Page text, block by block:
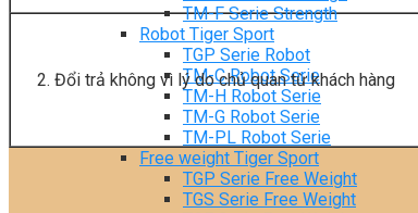
TM-F Serie Strength
Robot Tiger Sport
TGP Serie Robot
TM-C Robot Serie
TM-H Robot Serie
TM-G Robot Serie
TM-PL Robot Serie
Free weight Tiger Sport
TGP Serie Free Weight
TGS Serie Free Weight
Đổi trả không vì lý do chủ quan từ khách hàng